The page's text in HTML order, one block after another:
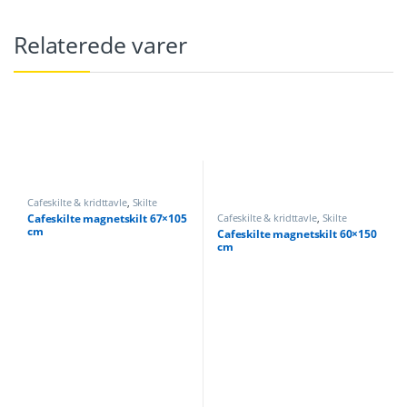
Relaterede varer
Cafeskilte & kridttavle, Skilte
Cafeskilte magnetskilt 67×105
cm
Cafeskilte & kridttavle, Skilte
Cafeskilte magnetskilt 60×150
cm